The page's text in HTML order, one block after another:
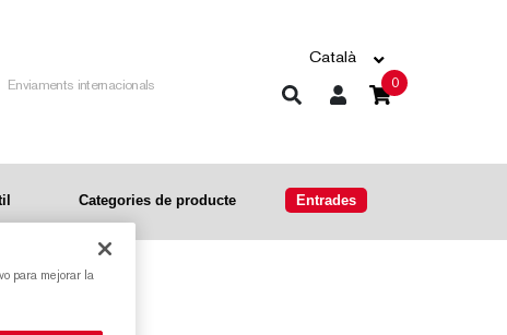
Enviaments internacionals
Català
0
Categories de producte Entrades
para mejorar la